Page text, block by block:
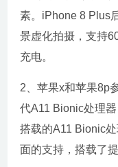
素。iPhone 8 Plus
景虚化拍摄，支持
充电。
2、苹果x和苹果8p
代A11 Bionic处理
搭载的A11 Bionic
面的支持，搭载了